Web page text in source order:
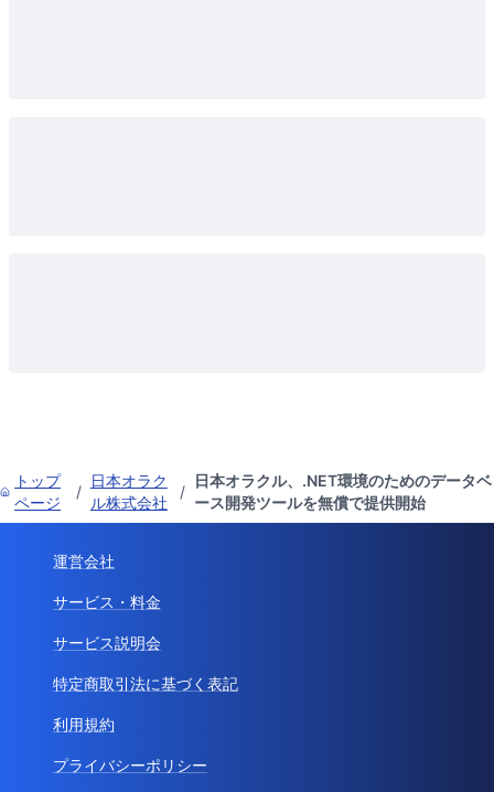
トップ
ページ
/
日本オラク
ル株式会社
/
日本オラクル、.NET環境のためのデータベ
ース開発ツールを無償で提供開始
運営会社
サービス・料金
サービス説明会
特定商取引法に基づく表記
利用規約
プライバシーポリシー